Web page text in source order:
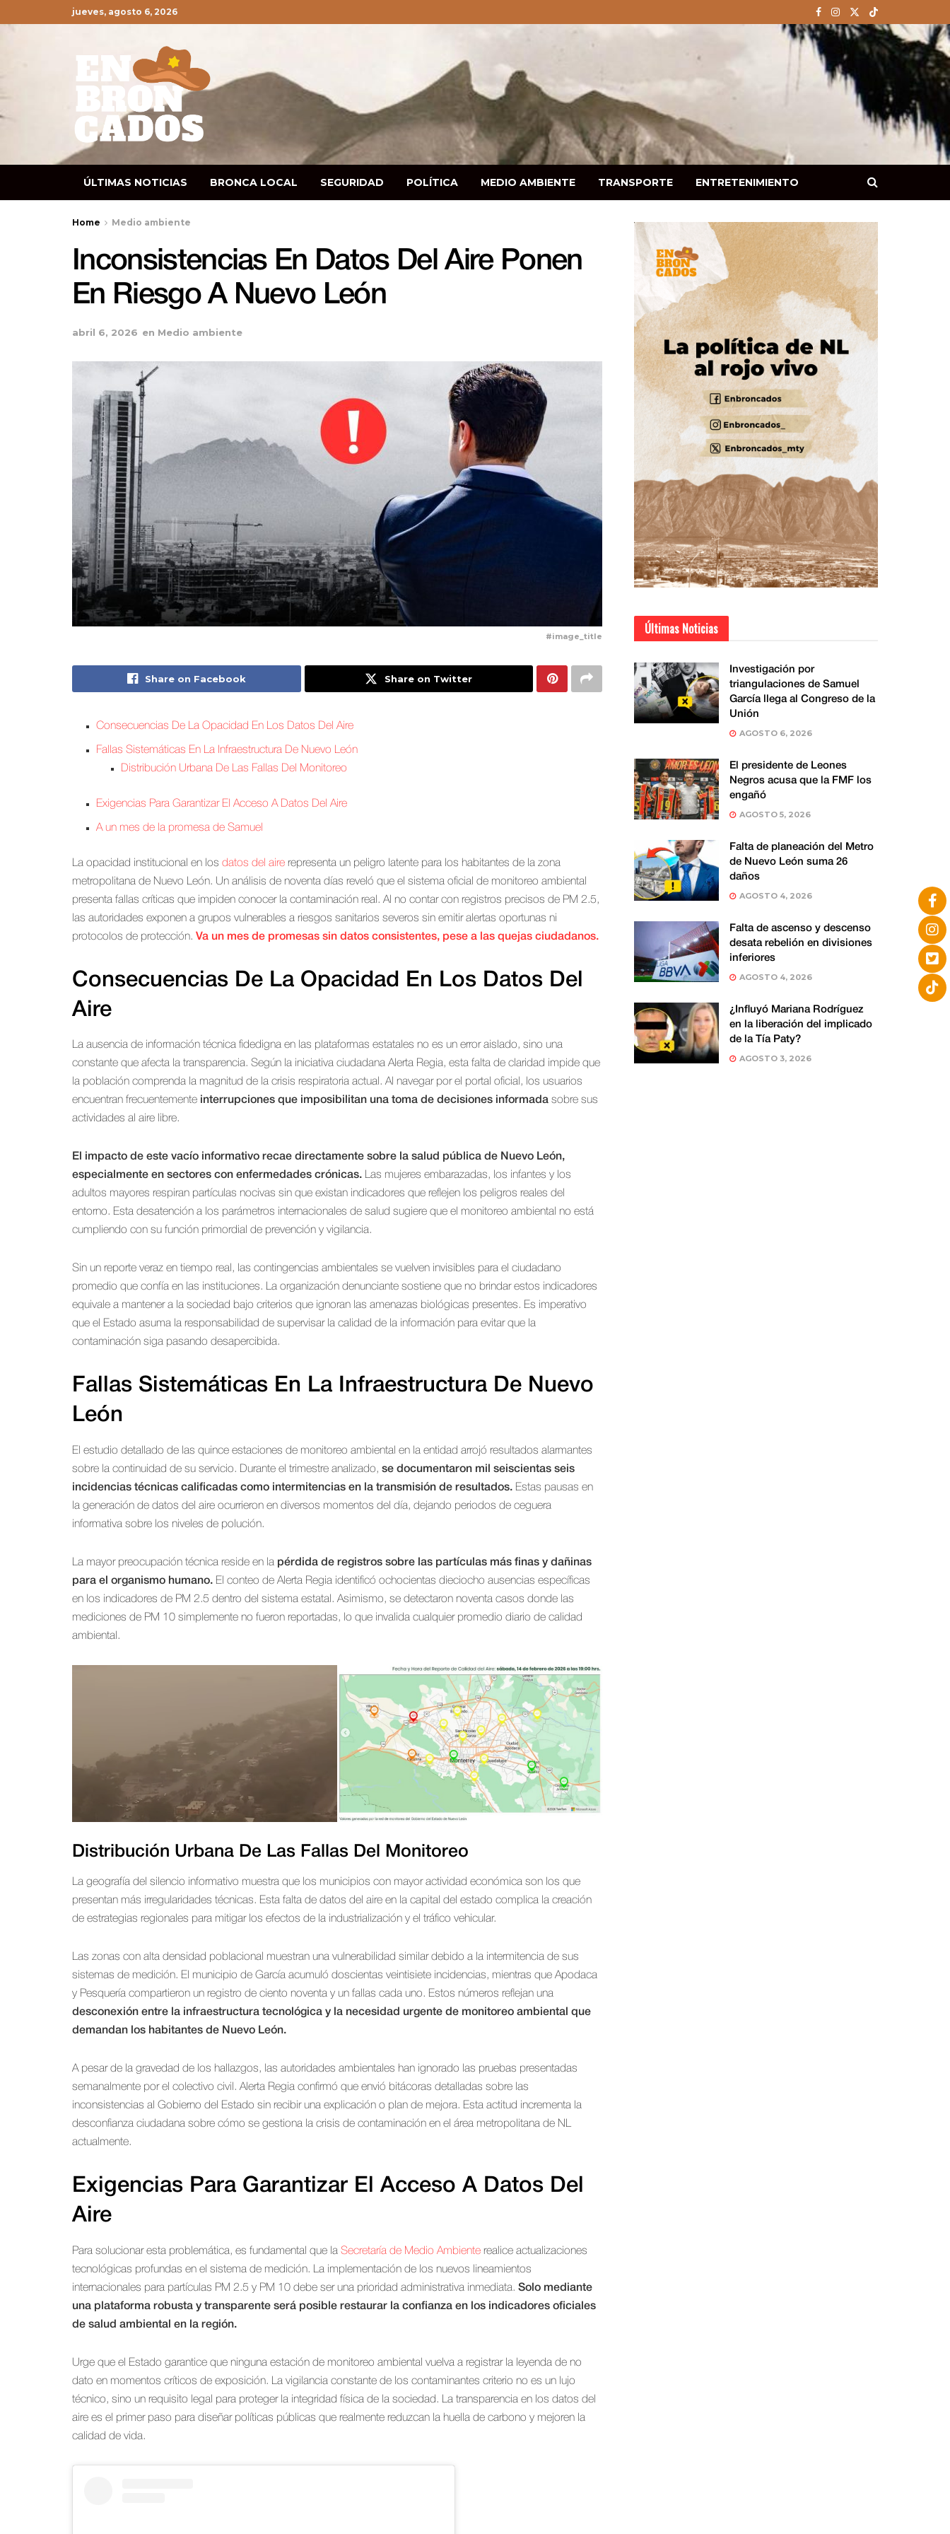
jueves, agosto 6, 2026
ÚLTIMAS NOTICIAS BRONCA LOCAL SEGURIDAD POLÍTICA MEDIO AMBIENTE TRANSPORTE ENTRETENIMIENTO
Home Medio ambiente
Inconsistencias En Datos Del Aire Ponen
En Riesgo A Nuevo León
abril 6, 2026 en Medio ambiente
#image_title
Share on Facebook Share on Twitter
Consecuencias De La Opacidad En Los Datos Del Aire
Fallas Sistemáticas En La Infraestructura De Nuevo León
Distribución Urbana De Las Fallas Del Monitoreo
Exigencias Para Garantizar El Acceso A Datos Del Aire
A un mes de la promesa de Samuel
La opacidad institucional en los datos del aire representa un peligro latente para los habitantes de la zona
metropolitana de Nuevo León. Un análisis de noventa días reveló que el sistema oficial de monitoreo ambiental
presenta fallas críticas que impiden conocer la contaminación real. Al no contar con registros precisos de PM 2.5,
las autoridades exponen a grupos vulnerables a riesgos sanitarios severos sin emitir alertas oportunas ni
protocolos de protección. Va un mes de promesas sin datos consistentes, pese a las quejas ciudadanos.
Consecuencias De La Opacidad En Los Datos Del
Aire
La ausencia de información técnica fidedigna en las plataformas estatales no es un error aislado, sino una
constante que afecta la transparencia. Según la iniciativa ciudadana Alerta Regia, esta falta de claridad impide que
la población comprenda la magnitud de la crisis respiratoria actual. Al navegar por el portal oficial, los usuarios
encuentran frecuentemente interrupciones que imposibilitan una toma de decisiones informada sobre sus
actividades al aire libre.
El impacto de este vacío informativo recae directamente sobre la salud pública de Nuevo León,
especialmente en sectores con enfermedades crónicas. Las mujeres embarazadas, los infantes y los
adultos mayores respiran partículas nocivas sin que existan indicadores que reflejen los peligros reales del
entorno. Esta desatención a los parámetros internacionales de salud sugiere que el monitoreo ambiental no está
cumpliendo con su función primordial de prevención y vigilancia.
Sin un reporte veraz en tiempo real, las contingencias ambientales se vuelven invisibles para el ciudadano
promedio que confía en las instituciones. La organización denunciante sostiene que no brindar estos indicadores
equivale a mantener a la sociedad bajo criterios que ignoran las amenazas biológicas presentes. Es imperativo
que el Estado asuma la responsabilidad de supervisar la calidad de la información para evitar que la
contaminación siga pasando desapercibida.
Fallas Sistemáticas En La Infraestructura De Nuevo
León
El estudio detallado de las quince estaciones de monitoreo ambiental en la entidad arrojó resultados alarmantes
sobre la continuidad de su servicio. Durante el trimestre analizado, se documentaron mil seiscientas seis
incidencias técnicas calificadas como intermitencias en la transmisión de resultados. Estas pausas en
la generación de datos del aire ocurrieron en diversos momentos del día, dejando periodos de ceguera
informativa sobre los niveles de polución.
La mayor preocupación técnica reside en la pérdida de registros sobre las partículas más finas y dañinas
para el organismo humano. El conteo de Alerta Regia identificó ochocientas dieciocho ausencias específicas
en los indicadores de PM 2.5 dentro del sistema estatal. Asimismo, se detectaron noventa casos donde las
mediciones de PM 10 simplemente no fueron reportadas, lo que invalida cualquier promedio diario de calidad
ambiental.
Distribución Urbana De Las Fallas Del Monitoreo
La geografía del silencio informativo muestra que los municipios con mayor actividad económica son los que
presentan más irregularidades técnicas. Esta falta de datos del aire en la capital del estado complica la creación
de estrategias regionales para mitigar los efectos de la industrialización y el tráfico vehicular.
Las zonas con alta densidad poblacional muestran una vulnerabilidad similar debido a la intermitencia de sus
sistemas de medición. El municipio de García acumuló doscientas veintisiete incidencias, mientras que Apodaca
y Pesquería compartieron un registro de ciento noventa y un fallas cada uno. Estos números reflejan una
desconexión entre la infraestructura tecnológica y la necesidad urgente de monitoreo ambiental que
demandan los habitantes de Nuevo León.
A pesar de la gravedad de los hallazgos, las autoridades ambientales han ignorado las pruebas presentadas
semanalmente por el colectivo civil. Alerta Regia confirmó que envió bitácoras detalladas sobre las
inconsistencias al Gobierno del Estado sin recibir una explicación o plan de mejora. Esta actitud incrementa la
desconfianza ciudadana sobre cómo se gestiona la crisis de contaminación en el área metropolitana de NL
actualmente.
Exigencias Para Garantizar El Acceso A Datos Del
Aire
Para solucionar esta problemática, es fundamental que la Secretaría de Medio Ambiente realice actualizaciones
tecnológicas profundas en el sistema de medición. La implementación de los nuevos lineamientos
internacionales para partículas PM 2.5 y PM 10 debe ser una prioridad administrativa inmediata. Solo mediante
una plataforma robusta y transparente será posible restaurar la confianza en los indicadores oficiales
de salud ambiental en la región.
Urge que el Estado garantice que ninguna estación de monitoreo ambiental vuelva a registrar la leyenda de no
dato en momentos críticos de exposición. La vigilancia constante de los contaminantes criterio no es un lujo
técnico, sino un requisito legal para proteger la integridad física de la sociedad. La transparencia en los datos del
aire es el primer paso para diseñar políticas públicas que realmente reduzcan la huella de carbono y mejoren la
calidad de vida.
Últimas Noticias
Investigación por
triangulaciones de Samuel
García llega al Congreso de la
Unión
AGOSTO 6, 2026
El presidente de Leones
Negros acusa que la FMF los
engañó
AGOSTO 5, 2026
Falta de planeación del Metro
de Nuevo León suma 26
daños
AGOSTO 4, 2026
Falta de ascenso y descenso
desata rebelión en divisiones
inferiores
AGOSTO 4, 2026
¿Influyó Mariana Rodríguez
en la liberación del implicado
de la Tía Paty?
AGOSTO 3, 2026